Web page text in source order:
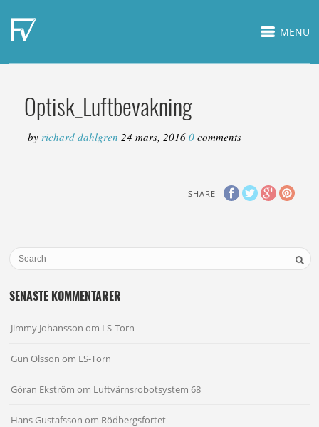
MENU
Optisk_Luftbevakning
byrichard dahlgren24 mars, 2016 0comments
SHARE
SENASTE KOMMENTARER
Jimmy Johansson om LS-Torn
Gun Olsson om LS-Torn
Göran Ekström om Luftvärnsrobotsystem 68
Hans Gustafsson om Rödbergsfortet